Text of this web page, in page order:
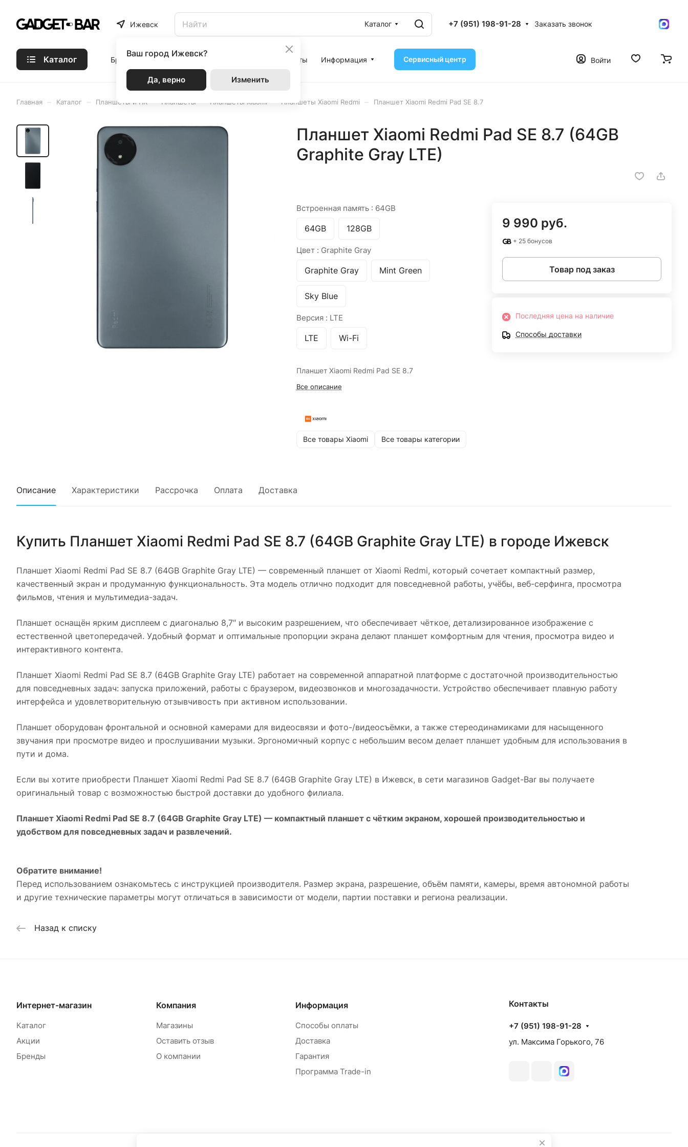
Ижевск
Ваш город Ижевск?
Да, верно Изменить
Каталог +7 (951) 198-91-28 Заказать звонок
Каталог Бренды Статьи Акции Контакты Информация Сервисный центр Войти
Главная Каталог Планшеты и ПК Планшеты Планшеты Xiaomi Планшеты Xiaomi Redmi Планшет Xiaomi Redmi Pad SE 8.7
Планшет Xiaomi Redmi Pad SE 8.7 (64GB
Graphite Gray LTE)
Встроенная память : 64GB
64GB 128GB
Цвет : Graphite Gray
Graphite Gray Mint Green
Sky Blue
Версия : LTE
LTE Wi-Fi
Планшет Xiaomi Redmi Pad SE 8.7
Все описание
Все товары Xiaomi Все товары категории
9 990 руб.
+ 25 бонусов
Товар под заказ
Последняя цена на наличие
Способы доставки
Описание Характеристики Рассрочка Оплата Доставка
Купить Планшет Xiaomi Redmi Pad SE 8.7 (64GB Graphite Gray LTE) в городе Ижевск
Планшет Xiaomi Redmi Pad SE 8.7 (64GB Graphite Gray LTE) — современный планшет от Xiaomi Redmi, который сочетает компактный размер,
качественный экран и продуманную функциональность. Эта модель отлично подходит для повседневной работы, учёбы, веб-серфинга, просмотра
фильмов, чтения и мультимедиа-задач.
Планшет оснащён ярким дисплеем с диагональю 8,7″ и высоким разрешением, что обеспечивает чёткое, детализированное изображение с
естественной цветопередачей. Удобный формат и оптимальные пропорции экрана делают планшет комфортным для чтения, просмотра видео и
интерактивного контента.
Планшет Xiaomi Redmi Pad SE 8.7 (64GB Graphite Gray LTE) работает на современной аппаратной платформе с достаточной производительностью
для повседневных задач: запуска приложений, работы с браузером, видеозвонков и многозадачности. Устройство обеспечивает плавную работу
интерфейса и удовлетворительную отзывчивость при активном использовании.
Планшет оборудован фронтальной и основной камерами для видеосвязи и фото-/видеосъёмки, а также стереодинамиками для насыщенного
звучания при просмотре видео и прослушивании музыки. Эргономичный корпус с небольшим весом делает планшет удобным для использования в
пути и дома.
Если вы хотите приобрести Планшет Xiaomi Redmi Pad SE 8.7 (64GB Graphite Gray LTE) в Ижевск, в сети магазинов Gadget-Bar вы получаете
оригинальный товар с возможностью быстрой доставки до удобного филиала.
Планшет Xiaomi Redmi Pad SE 8.7 (64GB Graphite Gray LTE) — компактный планшет с чётким экраном, хорошей производительностью и
удобством для повседневных задач и развлечений.
Обратите внимание!
Перед использованием ознакомьтесь с инструкцией производителя. Размер экрана, разрешение, объём памяти, камеры, время автономной работы
и другие технические параметры могут отличаться в зависимости от модели, партии поставки и региона реализации.
Назад к списку
Интернет-магазин
Каталог
Акции
Бренды
Компания
Магазины
Оставить отзыв
О компании
Информация
Способы оплаты
Доставка
Гарантия
Программа Trade-in
Контакты
+7 (951) 198-91-28
ул. Максима Горького, 76